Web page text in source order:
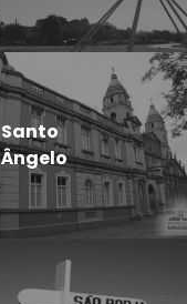
Santo
Ângelo